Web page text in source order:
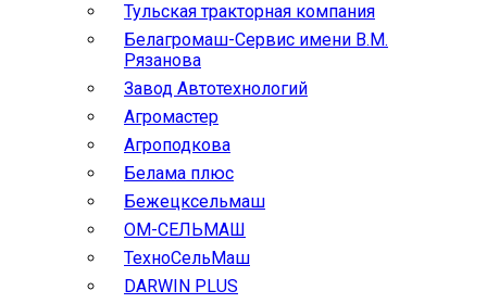
Тульская тракторная компания
Белагромаш-Сервис имени В.М.
Рязанова
Завод Автотехнологий
Агромастер
Агроподкова
Белама плюс
Бежецксельмаш
ОМ-СЕЛЬМАШ
ТехноСельМаш
DARWIN PLUS